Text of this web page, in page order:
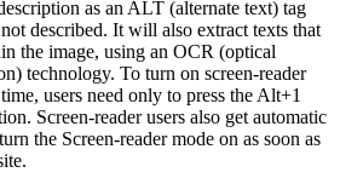
as an ALT (alternate text) tag
described. It will also extract texts that
the image, using an OCR (optical
technology. To turn on screen-reader
users need only to press the Alt+1
Screen-reader users also get automatic
the Screen-reader mode on as soon as